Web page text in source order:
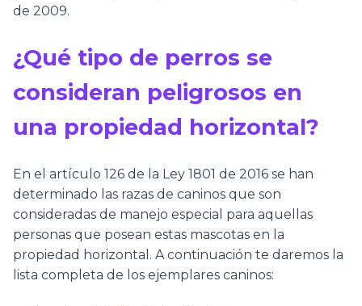
de 2009.
¿Qué tipo de perros se
consideran peligrosos en
una propiedad horizontal?
En el artículo 126 de la Ley 1801 de 2016 se han
determinado las razas de caninos que son
consideradas de manejo especial para aquellas
personas que posean estas mascotas en la
propiedad horizontal. A continuación te daremos la
lista completa de los ejemplares caninos: